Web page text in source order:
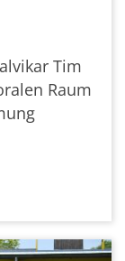
Tim
Raum